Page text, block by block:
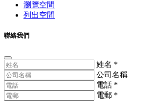
瀏覽空間
列出空間
聯絡我們
姓名 *
公司名稱
電話 *
電郵 *